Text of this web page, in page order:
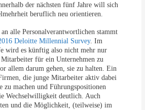
der nächsten fünf Jahre will sich
beruflich neu orientieren.
alle Personalverantwortlichen stammt
Deloitte Millennial Survey. Im
wird es künftig also nicht mehr nur
für ein Unternehmen zu
allem darum gehen, sie zu halten. Ein
die junge Mitarbeiter aktiv dabei
zu machen und Führungspositionen
Wechselwilligkeit deutlich. Auch
und die Möglichkeit, (teilweise) im